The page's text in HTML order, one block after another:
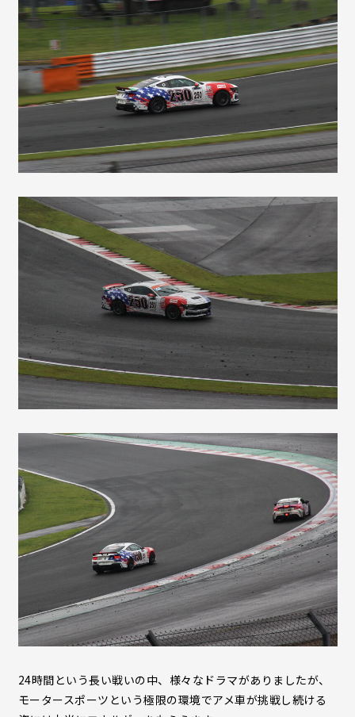
24時間という長い戦いの中、様々なドラマがありましたが、
モータースポーツという極限の環境でアメ車が挑戦し続ける